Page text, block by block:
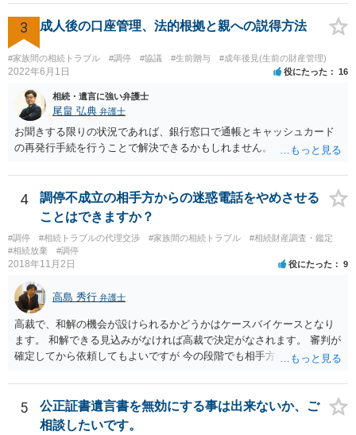
ります。 もし、主張したい事実や考慮してほしい事情に関連して
資料を持っているようであれば、主張書面とは別で提出できます。も
し、お姉さんに見られたくないような資料がある場合、「非開示の希
望に関する申出書」と共に提出することも考えられます。 ご質問：書
いた方が良い事と書かない方が良い事 回答： お姉さんが申立書の「申
立ての趣旨」のところに書いている遺産の分け方に対して意見があれ
ば、まずそれを書くとよいです。 次に「申立ての理由」のところに、
なぜ調停を申し立てたのか(例えば、あかささんと話合いが出来ない／
決裂した、など)や亡くなった方・あかささん・お姉さん間の事情やい
きさつなどが書かれていると思うので、あかささんから見てそれは違
分けるかを決めるについてあかささんが重要だと考える事情があれば
(例えば、○○のときにお姉さんは亡くなった方からお金を援助してもら
産分割に関係ない(と思われる)いきさつを沢山盛り込むことだと考えま
す(あくまで遺産分割に関係することに留める方が、裁判所や調停委員
3 成人後の口座管理、法的根拠と親への説得方法
#家族間の相続トラブル #調停 #協議 #生前贈与 #成年後見(生前の財産管理)
2022年6月1日 役にたった 16
相続・遺言に強い弁護士
尾畠 弘典 弁護士
お聞きする限りの状況であれば、銀行窓口で通帳とキャッシュカード
の再発行手続を行うことで解決できるかもしれません。
4
調停不成立の相手方からの迷惑電話をやめさせる
ことはできますか？
#調停 #相続トラブルの代理交渉 #家族間の相続トラブル
#相続財産調査・鑑定
#相続放棄
#調停
2018年11月2日 役にたった 9
高島 秀行 弁護士
高裁で、和解の機会が設けられるかどうかはケースバイケースとなり
ます。 和解できる見込みがなければ高裁で決定がなされます。 審判が
確定してから依頼してもよいですが 今の段階でも相手方の連絡が迷惑
5
公正証書遺言書を無効にする事は出来ないか、ご
相談したいです。